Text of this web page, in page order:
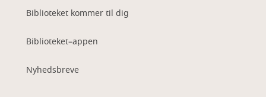
Biblioteket kommer til dig
Biblioteket–appen
Nyhedsbreve